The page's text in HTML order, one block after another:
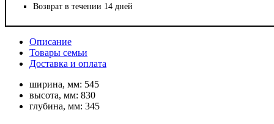
Возврат в течении 14 дней
Описание
Товары семьи
Доставка и оплата
ширина, мм: 545
высота, мм: 830
глубина, мм: 345